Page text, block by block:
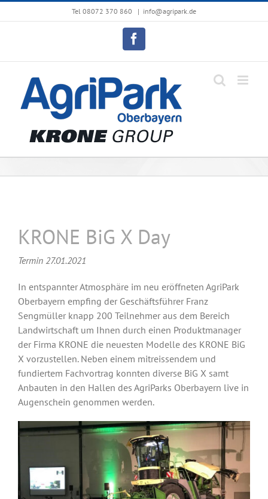
Inhalt
Tel 08072 370 860 | info@agripark.de
Facebook
KRONE BiG X Day
Termin 27.01.2021
In entspannter Atmosphäre im neu eröffneten AgriPark
Oberbayern empfing der Geschäftsführer Franz
Sengmüller knapp 200 Teilnehmer aus dem Bereich
Landwirtschaft um Ihnen durch einen Produktmanager
der Firma KRONE die neuesten Modelle des KRONE BiG
X vorzustellen. Neben einem mitreissendem und
fundiertem Fachvortrag konnten diverse BiG X samt
Anbauten in den Hallen des AgriParks Oberbayern live in
Augenschein genommen werden.